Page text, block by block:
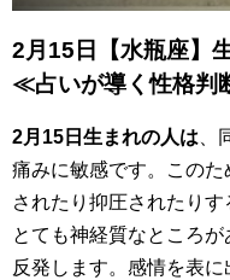
2月15日【水瓶座】
≪占いが導く性格判
2月15日生まれの人は
痛みに敏感です。この
されたり抑圧されたりす
とても神経質なところ
反発します。感情を表